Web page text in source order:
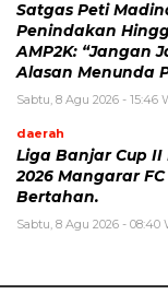
Satgas Peti
Penindakan
AMP2K: “Jangan
Alasan Menunda
Sabtu, 8 Agu 2026 - 15:46
daerah
Liga Banjar Cup II
2026 Mangarar
Bertahan.
Sabtu, 8 Agu 2026 - 08:40